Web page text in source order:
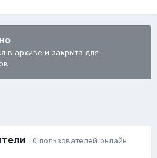
в архиве и закрыта для
0 пользователей онлайн